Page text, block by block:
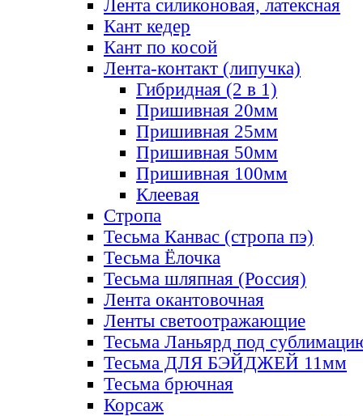
Лента силиконовая, латексная
Кант кедер
Кант по косой
Лента-контакт (липучка)
Гибридная (2 в 1)
Пришивная 20мм
Пришивная 25мм
Пришивная 50мм
Пришивная 100мм
Клеевая
Стропа
Тесьма Канвас (стропа пэ)
Тесьма Ёлочка
Тесьма шляпная (Россия)
Лента окантовочная
Ленты светоотражающие
Тесьма Ланьярд под
Тесьма ДЛЯ БЭЙДЖЕЙ 11мм
Тесьма брючная
Корсаж